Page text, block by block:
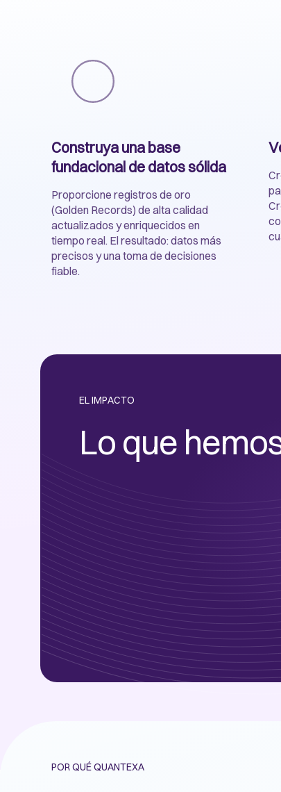
Construya una base
fundacional de datos sólida
Proporcione registros de oro
(Golden Records) de alta calidad
actualizados y enriquecidos en
tiempo real. El resultado: datos más
precisos y una toma de decisiones
fiable.
EL IMPACTO
Lo que
POR QUÉ QUANTEXA